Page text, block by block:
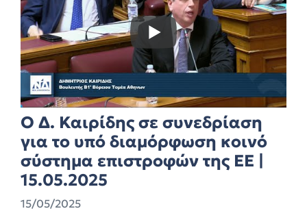
Ο Δ. Καιρίδης σε συνεδρίαση
για το υπό διαμόρφωση κοινό
σύστημα επιστροφών της ΕΕ |
15.05.2025
15/05/2025